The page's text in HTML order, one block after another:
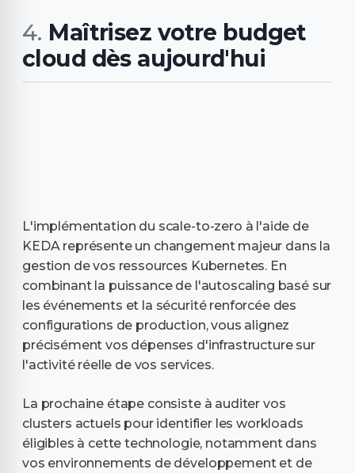
Maîtrisez votre budget
cloud dès aujourd'hui
L'implémentation du scale-to-zero à l'aide de
KEDA représente un changement majeur dans la
gestion de vos ressources Kubernetes. En
combinant la puissance de l'autoscaling basé sur
les événements et la sécurité renforcée des
configurations de production, vous alignez
précisément vos dépenses d'infrastructure sur
l'activité réelle de vos services.
La prochaine étape consiste à auditer vos
clusters actuels pour identifier les workloads
éligibles à cette technologie, notamment dans
vos environnements de développement et de